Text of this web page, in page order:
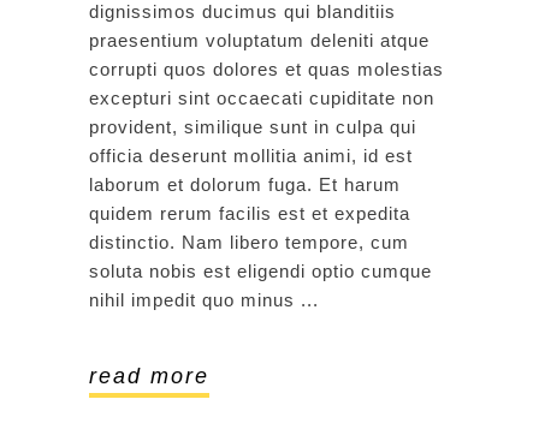
dignissimos ducimus qui blanditiis
praesentium voluptatum deleniti atque
corrupti quos dolores et quas molestias
excepturi sint occaecati cupiditate non
provident, similique sunt in culpa qui
officia deserunt mollitia animi, id est
laborum et dolorum fuga. Et harum
quidem rerum facilis est et expedita
distinctio. Nam libero tempore, cum
soluta nobis est eligendi optio cumque
nihil impedit quo minus
read more